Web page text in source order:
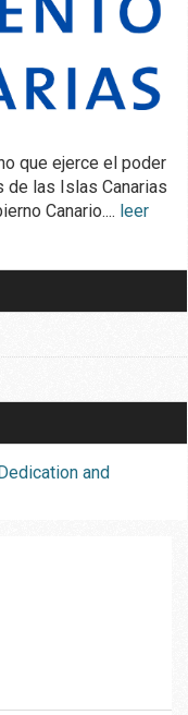
que ejerce el poder
las Islas Canarias
Canario.... leer
and